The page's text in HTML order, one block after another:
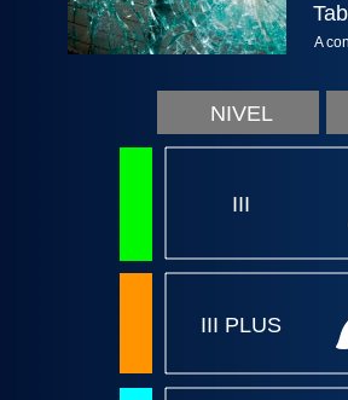
A
NIVEL
III
III PLUS